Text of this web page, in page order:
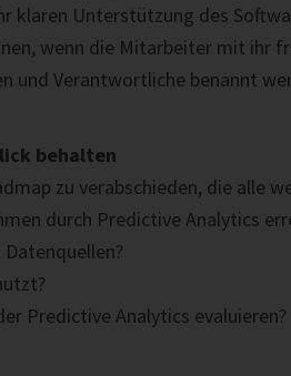
klaren Unterstützung des
wenn die Mitarbeiter mit ihr
und Verantwortliche benannt
behalten
zu verabschieden, die alle
durch Predictive Analytics
Predictive Analytics evaluieren?